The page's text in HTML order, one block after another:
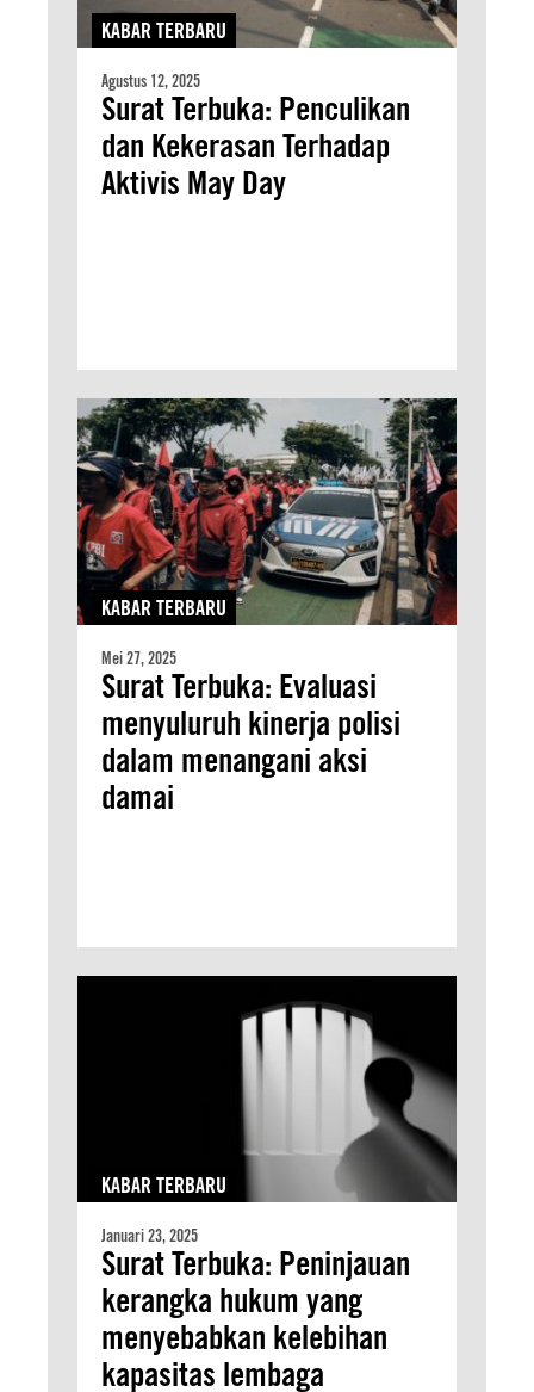
KABAR TERBARU
Agustus 12, 2025
Surat Terbuka: Penculikan
dan Kekerasan Terhadap
Aktivis May Day
KABAR TERBARU
Mei 27, 2025
Surat Terbuka: Evaluasi
menyuluruh kinerja polisi
dalam menangani aksi
damai
KABAR TERBARU
Januari 23, 2025
Surat Terbuka: Peninjauan
kerangka hukum yang
menyebabkan kelebihan
kapasitas lembaga